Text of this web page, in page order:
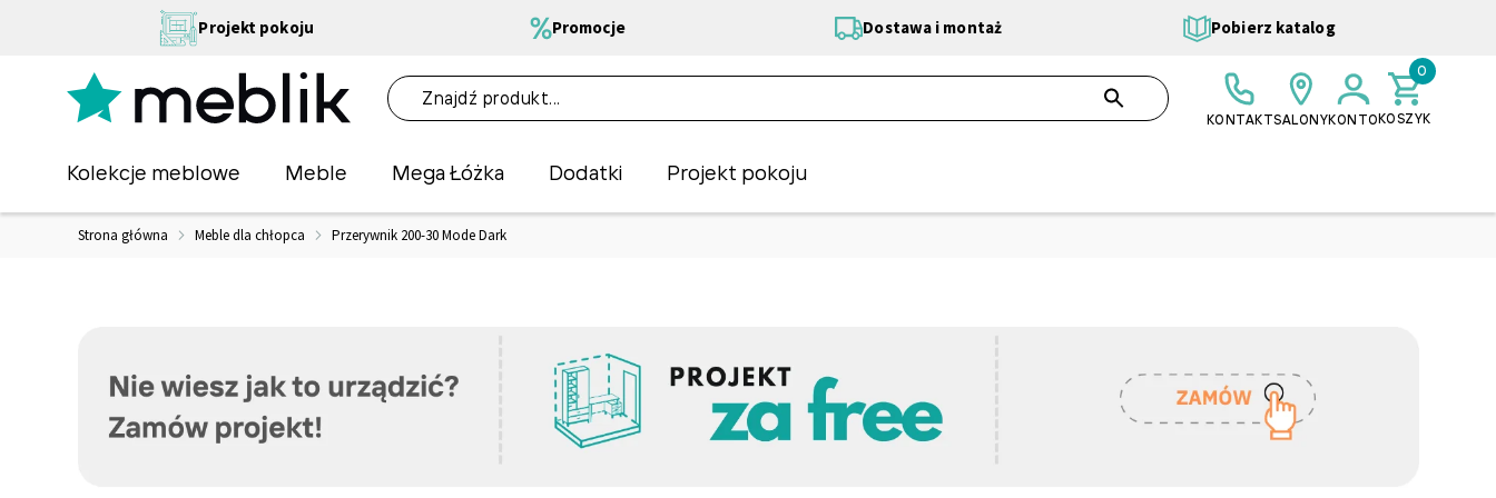
Projekt pokoju Promocje Dostawa i montaż Pobierz katalog
Kolekcje meblowe Meble Mega Łóżka Dodatki Projekt pokoju
SZUKAJ
KONTAKTSALONYKONTOKOSZYK
0,00 ZŁ
0
Strona główna Meble dla chłopca Przerywnik 200-30 Mode Dark